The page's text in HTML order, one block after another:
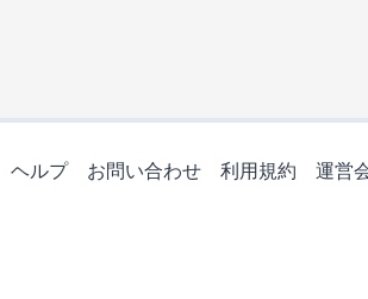
ヘルプ お問い合わせ 利用規約 運営